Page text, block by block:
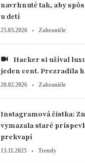
navrhnuté tak, aby
u detí
25.03.2026 Zahraničie
jeden cent. Prezradila
20.02.2026 Zahraničie
Instagramová čistka:
vymazala staré
prekvapí
13.11.2025 Trendy